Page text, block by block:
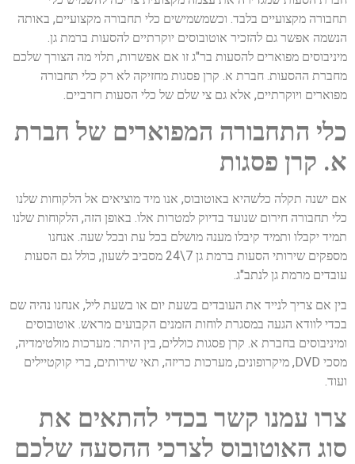
תחבורה מקצועיים בלבד. וכשמשמישים כלי תחבורה מקצועיים, באותה
הנשמה אפשר גם להזכיר אוטובוסים יוקרתיים להסעות ברמת גן.
מיניבוסים מפוארים להסעות בר"ג זו אם אפשרות, תלוי מה הצורך שלכם
מחברת ההסעות. חברת א. קרן פסגות מחזיקה לא רק כלי תחבורה
מפוארים ויוקרתיים, אלא גם צי שלם של כלי הסעות רזרביים.
כלי התחבורה המפוארים של חברת
א. קרן פסגות
אם ישנה תקלה כלשהיא באוטובוס, אנו מיד מוציאים אל הלקוחות שלנו
כלי תחבורה חירום שנועד בדיוק למטרות אלו. באופן הזה, הלקוחות שלנו
תמיד יקבלו ותמיד קיבלו מענה מושלם בכל עת ובכל שעה. אנחנו
מספקים שירותי הסעות ברמת גן 7\24 מסביב לשעון, כולל גם הסעות
עובדים מרמת גן לנתב"ג.
בין אם צריך לנייד את העובדים בשעת יום או בשעת ליל, אנחנו נהיה שם
בכדי לוודא הגעה במסגרת לוחות הזמנים הקבועים מראש. אוטובוסים
ומיניבוסים בחברת א. קרן פסגות כוללים, בין היתר: מערכות מולטימדיה,
מסכי DVD, מיקרופונים, מערכות כריזה, תאי שירותים, ברי קוקטיילים
ועוד.
צרו עמנו קשר בכדי להתאים את
סוג האוטובוס לצרכי ההסעה שלכם